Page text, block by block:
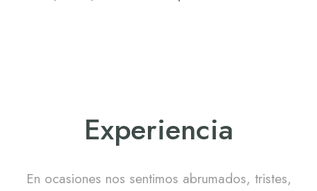
Experiencia
En ocasiones nos sentimos abrumados, tristes,